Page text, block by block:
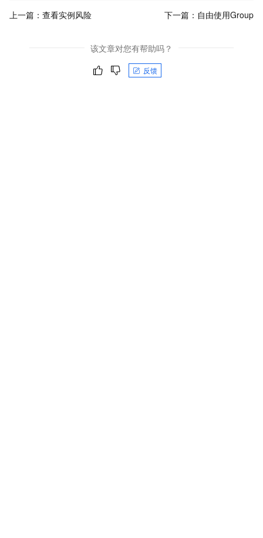
上一篇： 查看实例风险 下一篇： 自由使用Group
该文章对您有帮助吗？
反馈